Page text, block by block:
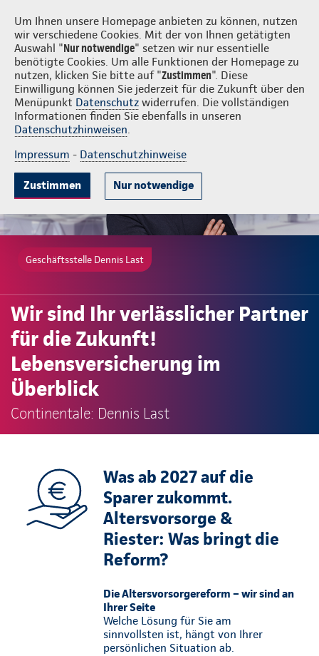
Um Ihnen unsere Homepage anbieten zu können, nutzen
wir verschiedene Cookies. Mit der von Ihnen getätigten
Auswahl "Nur notwendige" setzen wir nur essentielle
benötigte Cookies. Um alle Funktionen der Homepage zu
nutzen, klicken Sie bitte auf "Zustimmen". Diese
Einwilligung können Sie jederzeit für die Zukunft über den
Menüpunkt Datenschutz widerrufen. Die vollständigen
Informationen finden Sie ebenfalls in unseren
Datenschutzhinweisen.
Impressum - Datenschutzhinweise
Zustimmen Nur notwendige
Dennis Last Login
Beliebte Produkte Weitere Angebote Beratung & Angebot
Geschäftsstelle Dennis Last
Wir sind Ihr verlässlicher Partner
für die Zukunft!
Lebensversicherung im
Überblick
Continentale: Dennis Last
Was ab 2027 auf die
Sparer zukommt.
Altersvorsorge &
Riester: Was bringt die
Reform?
Die Altersvorsorgereform – wir sind an
Ihrer Seite
Welche Lösung für Sie am
sinnvollsten ist, hängt von Ihrer
persönlichen Situation ab.